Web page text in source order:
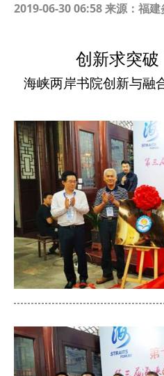
2019-06-30 06:58 来源：福建
创新求突破
海峡两岸书院创新与融